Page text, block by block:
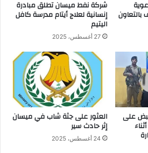
شركة نفط ميسان تطلق مبادرة
إنسانية لعلاج أيتام مدرسة كافل
اليتيم
27 أغسطس، 2025
على العثور على جثة شاب في ميسان
إثر حادث سير
24 أغسطس، 2025